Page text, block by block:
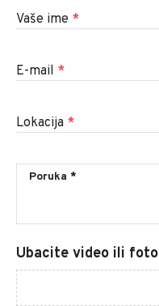
Vaše ime *
E-mail *
Lokacija *
Ubacite video ili foto